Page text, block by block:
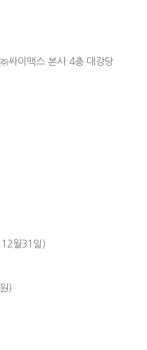
싸이맥스 본사 4층 대강당
월31일)
)